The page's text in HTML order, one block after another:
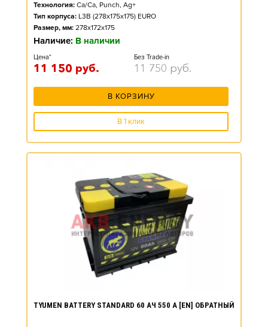
Технология: Ca/Ca, Punch, Ag+
Тип корпуса: L3B (278x175x175) EURO
Размер, мм: 278x172x175
Наличие: В наличии
Цена*
11 150 руб.
Без Trade-in
11 750 руб.
В КОРЗИНУ
В 1 клик
TYUMEN BATTERY STANDARD 60 АЧ 550 А [EN] ОБРАТНЫЙ